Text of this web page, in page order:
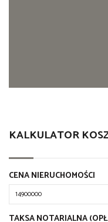
KALKULATOR
CENA NIERUCHOMOŚCI
TAKSA NOTARIALNA